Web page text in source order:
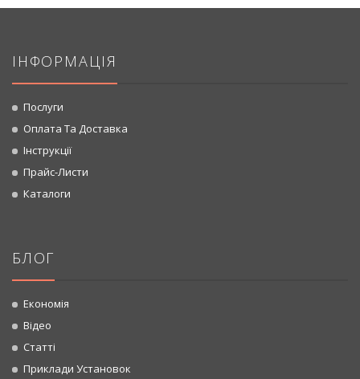
ІНФОРМАЦІЯ
Послуги
Оплата Та Доставка
Інструкції
Прайс-Листи
Каталоги
БЛОГ
Економія
Відео
Статті
Приклади Установок